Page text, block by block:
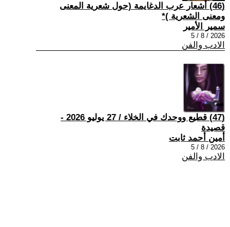
(46) أشعار عرب الدغايمة (حول شعرية المعنى
ومعنى الشعرية )*
سمير الأمير
2026 / 8 / 5
الادب والفن
(47) قطيع ووحدك في الخلاء / 27 يوليو 2026 -
قصيدة
أمين أحمد ثابت
2026 / 8 / 5
الادب والفن